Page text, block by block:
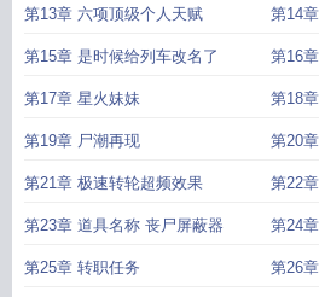
啊
第13章 六项顶级个人天赋 第14
款
第15章 是时候给列车改名了 第16
第17章 星火妹妹 第18
第19章 尸潮再现 第20
第21章 极速转轮超频效果 第22
第23章 道具名称 丧尸屏蔽器 第24
第25章 转职任务 第26